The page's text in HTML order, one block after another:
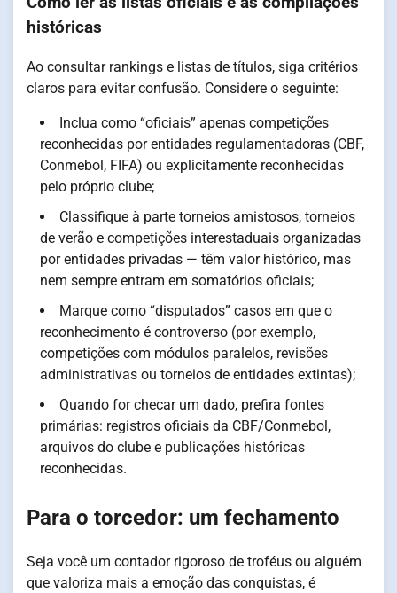
históricas
Ao consultar rankings e listas de títulos, siga critérios
claros para evitar confusão. Considere o seguinte:
Inclua como “oficiais” apenas competições
reconhecidas por entidades regulamentadoras (CBF,
Conmebol, FIFA) ou explicitamente reconhecidas
pelo próprio clube;
Classifique à parte torneios amistosos, torneios
de verão e competições interestaduais organizadas
por entidades privadas — têm valor histórico, mas
nem sempre entram em somatórios oficiais;
Marque como “disputados” casos em que o
reconhecimento é controverso (por exemplo,
competições com módulos paralelos, revisões
administrativas ou torneios de entidades extintas);
Quando for checar um dado, prefira fontes
primárias: registros oficiais da CBF/Conmebol,
arquivos do clube e publicações históricas
reconhecidas.
Para o torcedor: um fechamento
Seja você um contador rigoroso de troféus ou alguém
que valoriza mais a emoção das conquistas, é